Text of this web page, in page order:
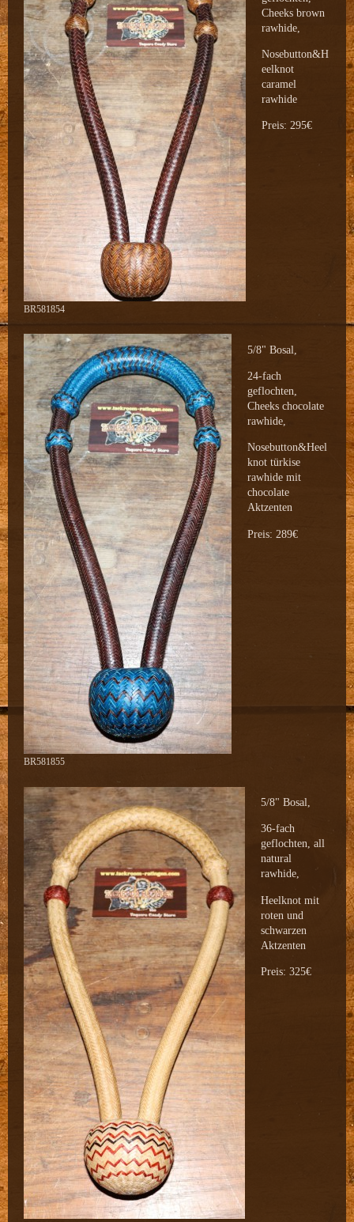
BR581854
Cheeks brown
rawhide,
Nosebutton&H
eelknot
caramel
rawhide
Preis: 295€
BR581855
5/8" Bosal,
24-fach
geflochten,
Cheeks chocolate
rawhide,
Nosebutton&Heel
knot türkise
rawhide mit
chocolate
Aktzenten
Preis: 289€
5/8" Bosal,
36-fach
geflochten, all
natural
rawhide,
Heelknot mit
roten und
schwarzen
Aktzenten
Preis: 325€